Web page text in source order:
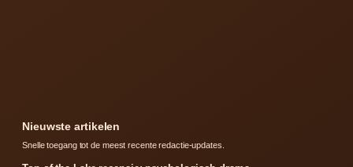
Nieuwste artikelen
Snelle toegang tot de meest recente redactie-updates.